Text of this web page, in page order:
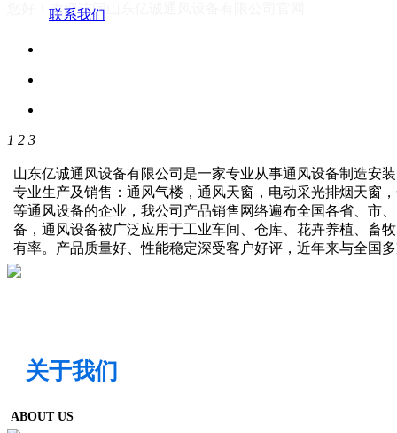
您好！欢迎访问
联系我们
1 2 3
山东亿诚通风设备有限公司是一家专业从事通风设备制造安
专业生产及销售：通风气楼，通风天窗，电动采光排烟天窗
等通风设备的企业，我公司产品销售网络遍布全国各省、市
备，通风设备被广泛应用于工业车间、仓库、花卉养植、畜
有率。产品质量好、性能稳定深受客户好评，近年来与全国
关于我们
ABOUT US